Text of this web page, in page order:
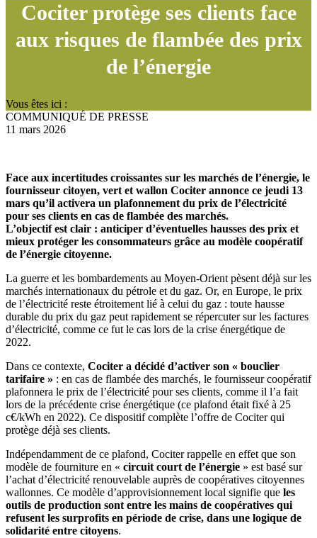
Cociter protège ses clients face
aux risques de flambée des prix
de l’énergie
Vous êtes ici :
COMMUNIQUÉ DE PRESSE
11 mars 2026
Face aux incertitudes croissantes sur les marchés de l’énergie, le
fournisseur citoyen, vert et wallon Cociter annonce ce jeudi 13
mars qu’il activera un plafonnement du prix de l’électricité
pour ses clients en cas de flambée des marchés.
L’objectif est clair : anticiper d’éventuelles hausses des prix et
mieux protéger les consommateurs grâce au modèle coopératif
de l’énergie citoyenne.
La guerre et les bombardements au Moyen-Orient pèsent déjà sur les
marchés internationaux du pétrole et du gaz. Or, en Europe, le prix
de l’électricité reste étroitement lié à celui du gaz : toute hausse
durable du prix du gaz peut rapidement se répercuter sur les factures
d’électricité, comme ce fut le cas lors de la crise énergétique de
2022.
Dans ce contexte, Cociter a décidé d’activer son « bouclier
tarifaire » : en cas de flambée des marchés, le fournisseur coopératif
plafonnera le prix de l’électricité pour ses clients, comme il l’a fait
lors de la précédente crise énergétique (ce plafond était fixé à 25
c€/kWh en 2022). Ce dispositif complète l’offre de Cociter qui
protège déjà ses clients.
Indépendamment de ce plafond, Cociter rappelle en effet que son
modèle de fourniture en « circuit court de l’énergie » est basé sur
l’achat d’électricité renouvelable auprès de coopératives citoyennes
wallonnes. Ce modèle d’approvisionnement local signifie que les
outils de production sont entre les mains de coopératives qui
refusent les surprofits en période de crise, dans une logique de
solidarité entre citoyens.